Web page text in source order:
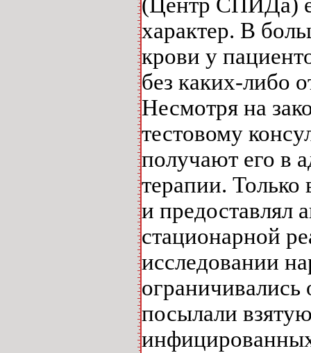
(Центр СПИДа)
характер. В
крови у
без каких-либо
Несмотря на
тестовому
получают его в
терапии.
и предоставлял
стационарной
исследовании
посылали